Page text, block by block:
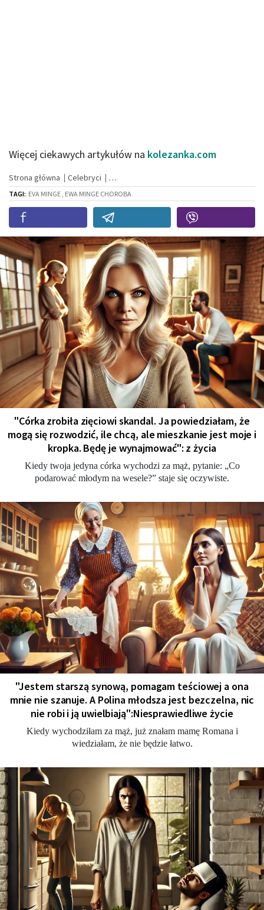
Więcej ciekawych artykułów na kolezanka.com
Strona główna Celebryci
TAGI: EVA MINGE , EWA MINGE CHOROBA
"Córka zrobiła zięciowi skandal. Ja powiedziałam, że
mogą się rozwodzić, ile chcą, ale mieszkanie jest moje i
kropka. Będę je wynajmować": z życia
Kiedy twoja jedyna córka wychodzi za mąż, pytanie: „Co
podarować młodym na wesele?” staje się oczywiste.
"Jestem starszą synową, pomagam teściowej a ona
mnie nie szanuje. A Polina młodsza jest bezczelna, nic
nie robi i ją uwielbiają":Niesprawiedliwe życie
Kiedy wychodziłam za mąż, już znałam mamę Romana i
wiedziałam, że nie będzie łatwo.